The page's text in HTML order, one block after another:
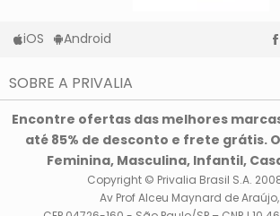
iOS Android
SOBRE A PRIVALIA
Privacidade e Cookies
Condições de uso
Encontre ofertas das melhores
até 85% de desconto e frete grátis.
Feminina, Masculina, Infantil,
Copyright © Privalia Brasil S.A.
Av Prof Alceu Maynard de